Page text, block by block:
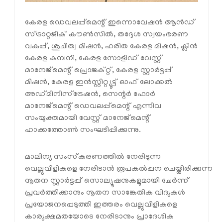
കേരള ഡെവലപ്പ്‌മെന്റ് ഇന്നൊവേഷന്‍ ആന്‍ഡ്
സ്ട്രാറ്റജിക് കൗണ്‍സില്‍, തദ്ദേശ സ്വയംഭരണ
വകുപ്പ്, ശുചിത്വ മിഷന്‍, ഹരിത കേരള മിഷന്‍, ക്ലീന്‍
കേരള കമ്പനി, കേരള സോളിഡ് വേസ്റ്റ്
മാനേജ്‌മെന്റ് പ്രൊജക്റ്റ്, കേരള സ്റ്റാര്‍ട്ടപ്പ്
മിഷന്‍, കേരള ഇന്‍സ്റ്റിറ്റ്യൂട്ട് ഓഫ് ലോക്കല്‍
അഡ്മിനിസ്‌ട്രേഷന്‍, സെന്റര്‍ ഫോര്‍
മാനേജ്‌മെന്റ് ഡെവലപ്പ്‌മെന്റ് എന്നിവ
സംയുക്തമായി വേസ്റ്റ് മാനേജ്‌മെന്റ്
ഹാക്കത്തോണ്‍ സംഘടിപ്പിക്കുന്നു.
മാലിന്യ സംസ്‌കരണത്തില്‍ നേരിടുന്ന
വെല്ലുവിളികളെ നേരിടാന്‍ രൂപകല്‍പ്പന ചെയ്തിരിക്കുന്ന
നൂതന സ്റ്റാര്‍ട്ടപ്പ് സൊല്യൂഷനുകളുമായി ചേർന്ന്
പ്രവർത്തിക്കാനും നൂതന സാങ്കേതിക വിദ്യകള്‍
പ്രയോജനപ്പെടുത്തി ഇത്തരം വെല്ലുവിളികളെ
കാര്യക്ഷമതയോടെ നേരിടാനും പ്രാദേശിക